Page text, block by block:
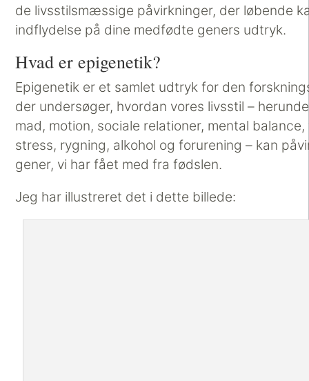
de livsstilsmæssige påvirkninger, der løbende
indflydelse på dine medfødte geners udtryk.
Hvad er epigenetik?
Epigenetik er et samlet udtryk for den
der undersøger, hvordan vores livsstil –
mad, motion, sociale relationer, mental
stress, rygning, alkohol og forurening – kan
gener, vi har fået med fra fødslen.
Jeg har illustreret det i dette billede: